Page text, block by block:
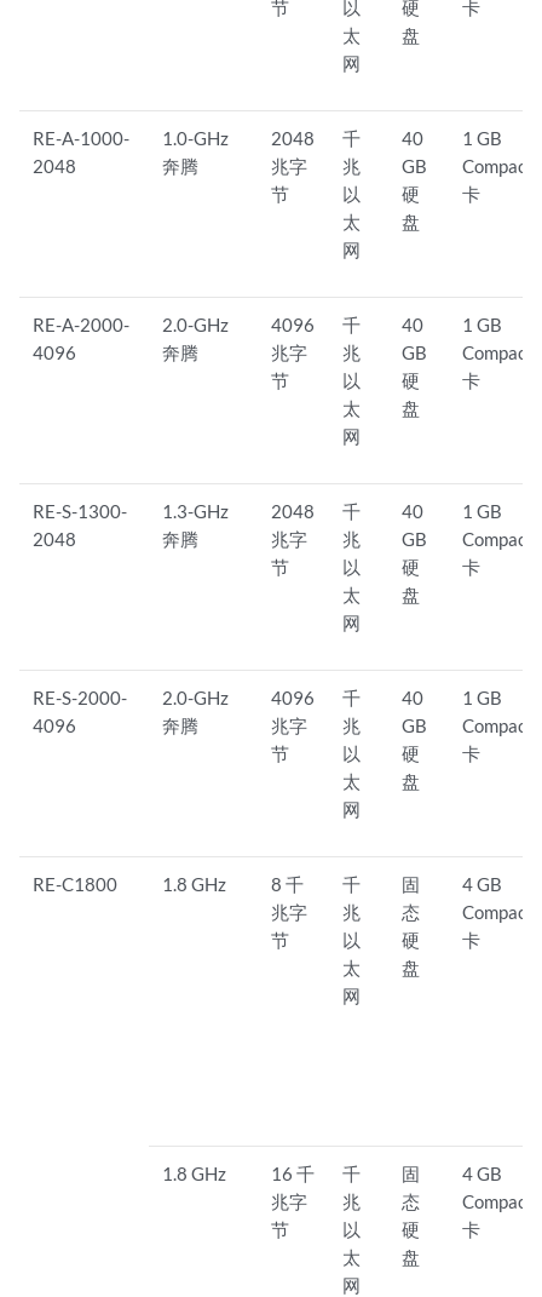
节
以
太
网
硬
盘
卡
RE-A-1000-
2048
1.0-GHz
奔腾
2048
兆字
节
千
兆
以
太
网
40
GB
硬
盘
1 GB
卡
RE-A-2000-
4096
2.0-GHz
奔腾
4096
兆字
节
千
兆
以
太
网
40
GB
硬
盘
1 GB
卡
RE-S-1300-
2048
1.3-GHz
奔腾
2048
兆字
节
千
兆
以
太
网
40
GB
硬
盘
1 GB
卡
RE-S-2000-
4096
2.0-GHz
奔腾
4096
兆字
节
千
兆
以
太
网
40
GB
硬
盘
1 GB
卡
RE-C1800 1.8 GHz
8 千
兆字
节
千
兆
以
太
网
固
态
硬
盘
4 GB
卡
1.8 GHz
16 千
兆字
节
千
兆
以
太
网
固
态
硬
盘
4 GB
卡